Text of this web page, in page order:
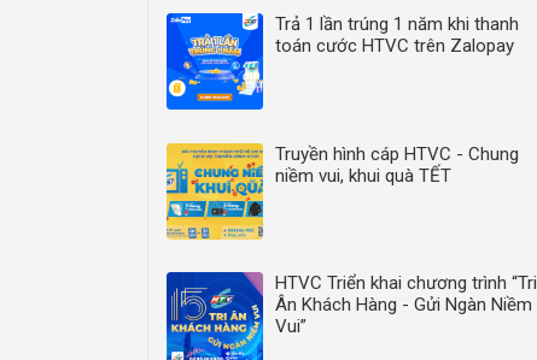
Trả 1 lần trúng 1 năm khi thanh
toán cước HTVC trên Zalopay
Truyền hình cáp HTVC - Chung
niềm vui, khui quà TẾT
HTVC Triển khai chương trình “Tri
Ân Khách Hàng - Gửi Ngàn Niềm
Vui”